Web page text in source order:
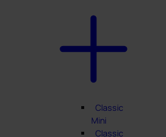
Classic
Mini
Classic